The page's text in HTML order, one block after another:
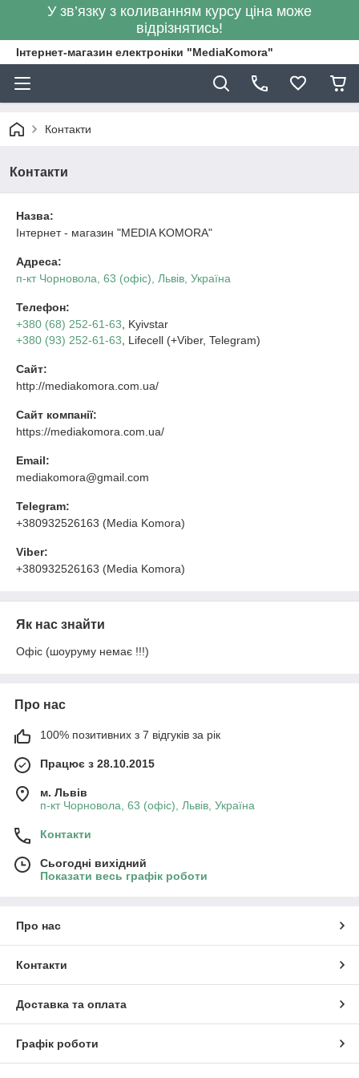
У зв’язку з коливанням курсу ціна може
відрізнятись!
Інтернет-магазин електроніки "MediaKomora"
Контакти
Контакти
Назва:
Інтернет - магазин "MEDIA KOMORA"
Адреса:
п-кт Чорновола, 63 (офіс), Львів, Україна
Телефон:
+380 (68) 252-61-63 , Kyivstar
+380 (93) 252-61-63 , Lifecell (+Viber, Telegram)
Сайт:
http://mediakomora.com.ua/
Сайт компанії:
https://mediakomora.com.ua/
Email:
mediakomora@gmail.com
Telegram:
+380932526163 (Media Komora)
Viber:
+380932526163 (Media Komora)
Як нас знайти
Офіс (шоуруму немає !!!)
Про нас
100% позитивних з 7 відгуків за рік
Працює з 28.10.2015
м. Львів
п-кт Чорновола, 63 (офіс), Львів, Україна
Контакти
Сьогодні вихідний
Показати весь графік роботи
Про нас
Контакти
Доставка та оплата
Графік роботи